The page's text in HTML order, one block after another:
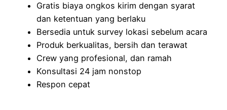
Gratis biaya ongkos kirim dengan syarat
dan ketentuan yang berlaku
Bersedia untuk survey lokasi sebelum acara
Produk berkualitas, bersih dan terawat
Crew yang profesional, dan ramah
Konsultasi 24 jam nonstop
Respon cepat